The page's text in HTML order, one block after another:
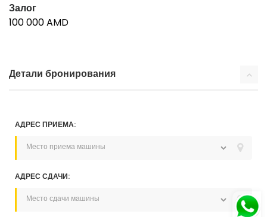
Залог
100 000 AMD
Детали бронирования
АДРЕС ПРИЕМА:
АДРЕС СДАЧИ: